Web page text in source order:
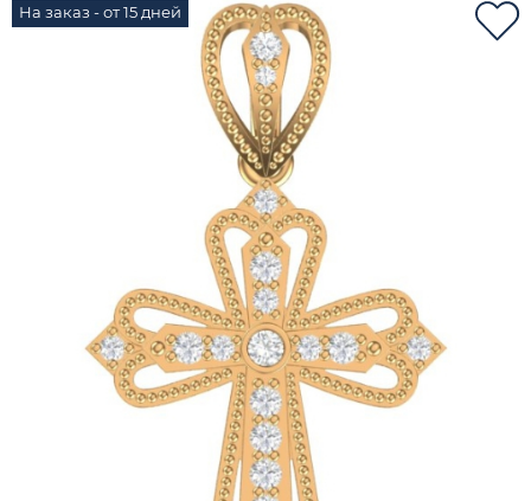
На заказ - от 15 дней